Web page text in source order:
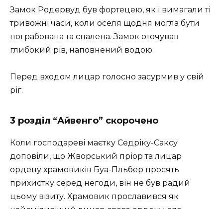
Замок Родервуд був фортецею, як і вимагали ті
тривожні часи, коли оселя щодня могла бути
пограбована та спалена. Замок оточував
глибокий рів, наповнений водою.
Перед входом лицар голосно засурмив у свій
ріг.
3 розділ “Айвенго” скорочено
Коли господареві маєтку Седріку-Саксу
доповіли, що Жворський пріор та лицар
ордену храмовиків Буа-Пльбер просять
прихистку серед негоди, він не був радий
цьому візиту. Храмовик прославився як